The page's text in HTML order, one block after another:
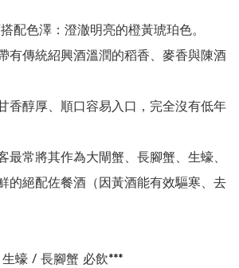
配色澤：澄澈明亮的橙黃琥珀色。
有傳統紹興酒溫潤的稻香、麥香與陳酒
香醇厚、順口容易入口，完全沒有低年
最常將其作為大閘蟹、長腳蟹、生蠔、
的絕配佐餐酒（因黃酒能有效驅寒、去
蠔 / 長腳蟹 必飲***